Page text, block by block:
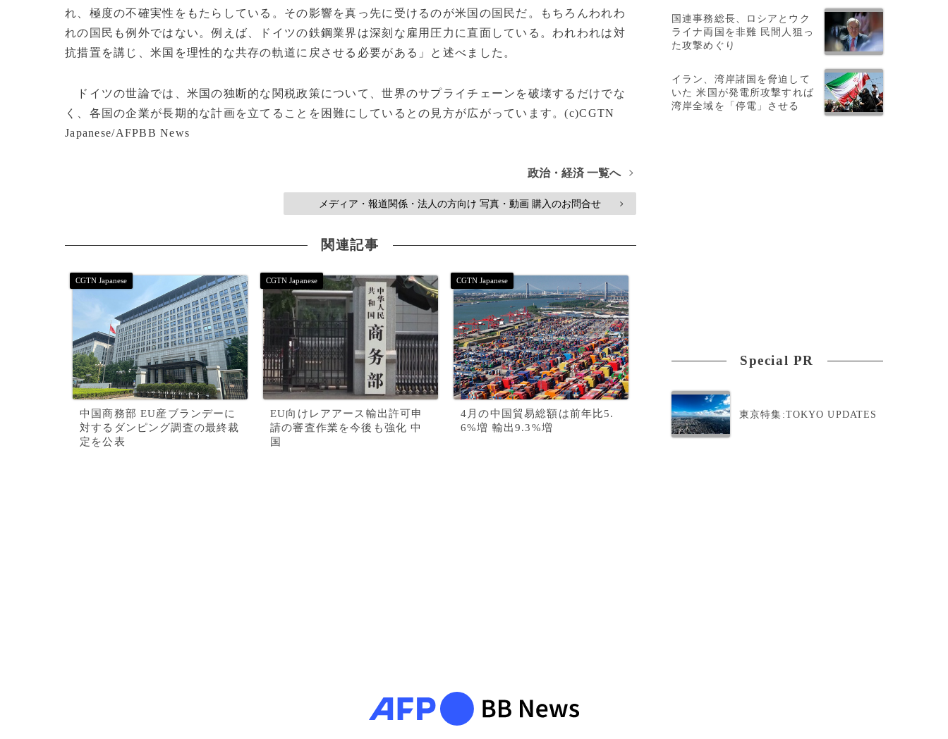
れ、極度の不確実性をもたらしている。その影響を真っ先に受けるのが米国の国民だ。もちろんわれわ
れの国民も例外ではない。例えば、ドイツの鉄鋼業界は深刻な雇用圧力に直面している。われわれは対
抗措置を講じ、米国を理性的な共存の軌道に戻させる必要がある」と述べました。
ドイツの世論では、米国の独断的な関税政策について、世界のサプライチェーンを破壊するだけでな
く、各国の企業が長期的な計画を立てることを困難にしているとの見方が広がっています。(c)CGTN
Japanese/AFPBB News
政治・経済 一覧へ >
メディア・報道関係・法人の方向け 写真・動画 購入のお問合せ >
関連記事
中国商務部 EU産ブランデーに
対するダンピング調査の最終裁
定を公表
EU向けレアアース輸出許可申
請の審査作業を今後も強化 中
国
4月の中国貿易総額は前年比5.
6%増 輸出9.3%増
国連事務総長、ロシアとウク
ライナ両国を非難 民間人狙っ
た攻撃めぐり
イラン、湾岸諸国を脅迫して
いた 米国が発電所攻撃すれば
湾岸全域を「停電」させる
Special PR
東京特集:TOKYO UPDATES